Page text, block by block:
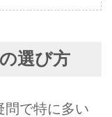
選び方
問で特に多い